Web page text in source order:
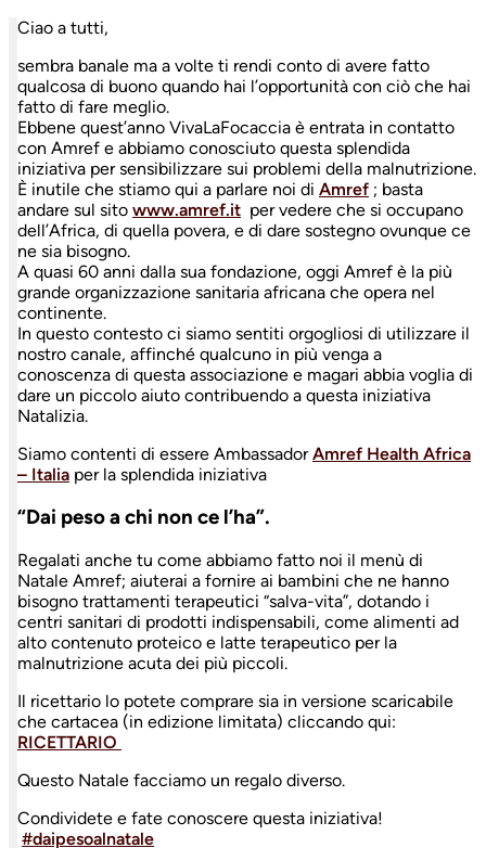
Ciao a tutti,
sembra banale ma a volte ti rendi conto di avere fatto
qualcosa di buono quando hai l’opportunità con ciò che hai
fatto di fare meglio.
Ebbene quest’anno VivaLaFocaccia è entrata in contatto
con Amref e abbiamo conosciuto questa splendida
iniziativa per sensibilizzare sui problemi della malnutrizione.
È inutile che stiamo qui a parlare noi di Amref ; basta
andare sul sito www.amref.it per vedere che si occupano
dell’Africa, di quella povera, e di dare sostegno ovunque ce
ne sia bisogno.
A quasi 60 anni dalla sua fondazione, oggi Amref è la più
grande organizzazione sanitaria africana che opera nel
continente.
In questo contesto ci siamo sentiti orgogliosi di utilizzare il
nostro canale, affinché qualcuno in più venga a
conoscenza di questa associazione e magari abbia voglia di
dare un piccolo aiuto contribuendo a questa iniziativa
Natalizia.
Siamo contenti di essere AmbassadorAmref Health Africa
– Italia per la splendida iniziativa
“Dai peso a chi non ce l’ha”.
Regalati anche tu come abbiamo fatto noi il menù di
Natale Amref; aiuterai a fornire ai bambini che ne hanno
bisogno trattamenti terapeutici “salva-vita”, dotando i
centri sanitari di prodotti indispensabili, come alimenti ad
alto contenuto proteico e latte terapeutico per la
malnutrizione acuta dei più piccoli.
Il ricettario lo potete comprare sia in versione scaricabile
che cartacea (in edizione limitata) cliccando qui:
RICETTARIO
Questo Natale facciamo un regalo diverso.
Condividete e fate conoscere questa iniziativa!
#daipesoalnatale